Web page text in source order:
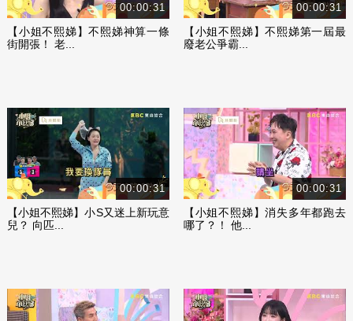
00:00:31
【小姐不熙娣】不熙娣神算一條
街開張！ 老...
00:00:31
【小姐不熙娣】不熙娣第一屆最
廢老公爭霸...
00:00:31
【小姐不熙娣】小S又迷上新玩意
兒？ 向匹...
00:00:31
【小姐不熙娣】消失多年都跑去
哪了？！ 他...